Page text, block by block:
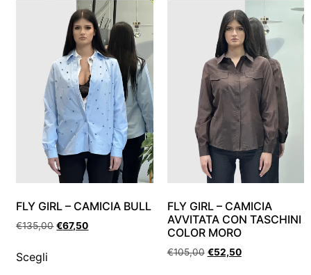
FLY GIRL – CAMICIA BULL
€135,00 €67,50
Scegli
FLY GIRL – CAMICIA
AVVITATA CON TASCHINI
COLOR MORO
€105,00 €52,50